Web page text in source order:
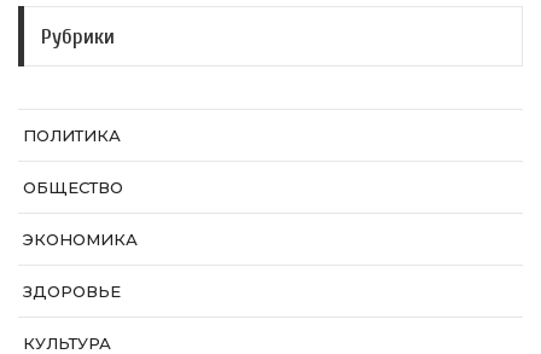
Рубрики
ПОЛИТИКА
ОБЩЕСТВО
ЭКОНОМИКА
ЗДОРОВЬЕ
КУЛЬТУРА